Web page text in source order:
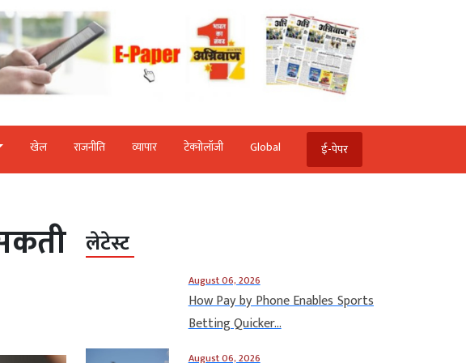
खेल राजनीति व्‍यापार टेक्‍नोलॉजी Global ई-पेपर
लेटेस्ट
August 06, 2026
How Pay by Phone Enables Sports
Betting Quicker...
August 06, 2026